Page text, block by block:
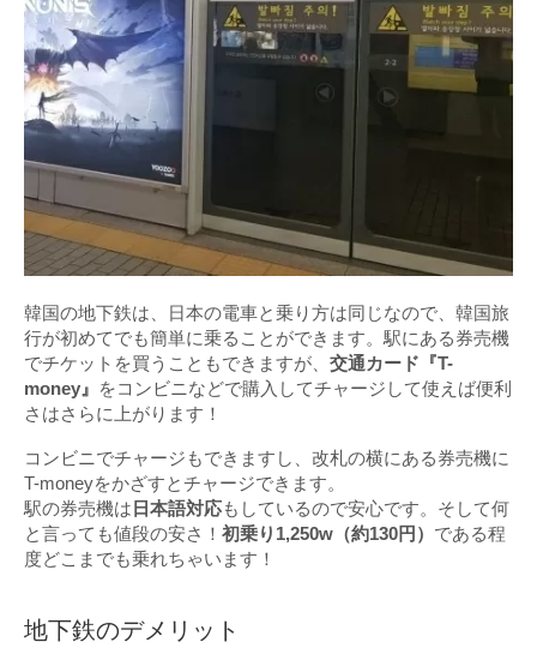
韓国の地下鉄は、日本の電車と乗り方は同じなので、韓国旅
行が初めてでも簡単に乗ることができます。駅にある券売機
でチケットを買うこともできますが、 交通カード『T-
money』 をコンビニなどで購入してチャージして使えば便利
さはさらに上がります！
コンビニでチャージもできますし、改札の横にある券売機に
T-moneyをかざすとチャージできます。
駅の券売機は 日本語対応もしているので安心です。そして何
と言っても値段の安さ！ 初乗り1,250w（約130円） である程
度どこまでも乗れちゃいます！
地下鉄のデメリット